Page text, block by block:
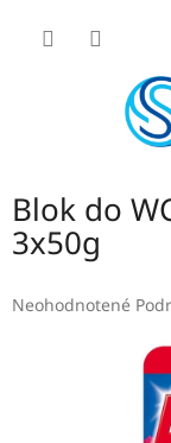
Blok do
3x50g
Priemerné
Neohodnotené